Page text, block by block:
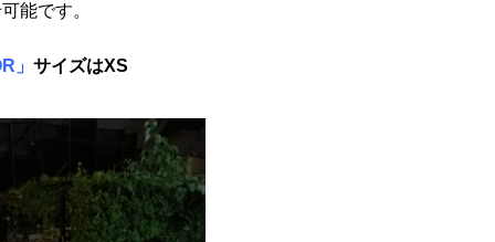
能です。
」 サイズはXS